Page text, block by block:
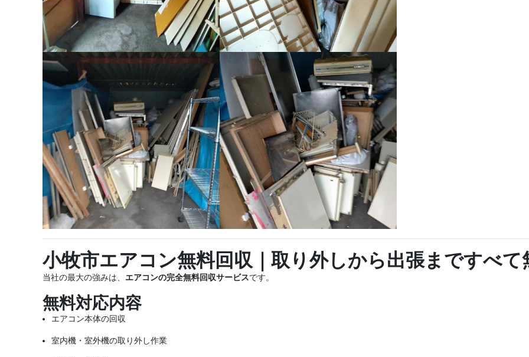
小牧市エアコン無料回収｜取り外しから出張まですべて
当社の最大の強みは、 エアコンの完全無料回収サービス です。
無料対応内容
エアコン本体の回収
室内機・室外機の取り外し作業